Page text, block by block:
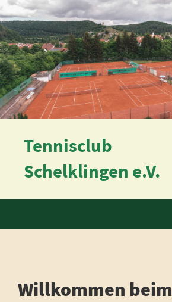
Tennisclub
Schelklingen e.V.
Willkommen beim